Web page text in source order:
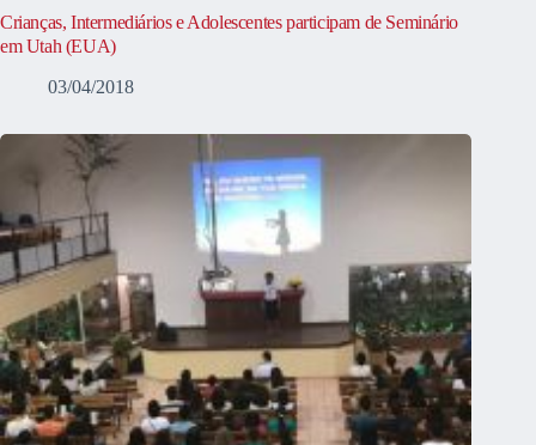
Crianças, Intermediários e Adolescentes participam de Seminário
em Utah (EUA)
03/04/2018